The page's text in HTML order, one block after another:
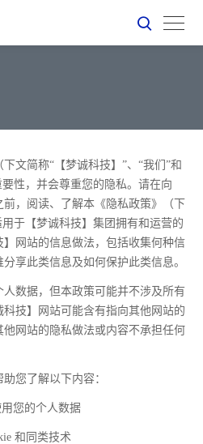
文简称“【梦诚科技】”、“我们”和
性，并会尊重您的隐私。请在向
前，阅读、了解本《隐私政策》（下
于【梦诚科技】集团拥有和运营的
网站的信息做法，包括收集何种信
享此类信息及如何保护此类信息。
数据，但本政策可能并不涉及所有
技】网站可能含有指向其他网站的
网站的隐私做法或内容不承担任何
您了解以下内容：
您的个人数据
和同类技术